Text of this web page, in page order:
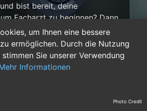
um Ihnen eine bessere
ermöglichen. Durch die Nutzung
Sie unserer Verwendung
Informationen
bist bereit, deine
Facharzt zu beginnen? Dann
arzt.comgenau richtig!
Stellenangebote für
allen Fachrichtungen – von der
die Chirurgie bis hin zur
Arztberuf und finde die
Praxis für deinen nächstenPhoto Credit